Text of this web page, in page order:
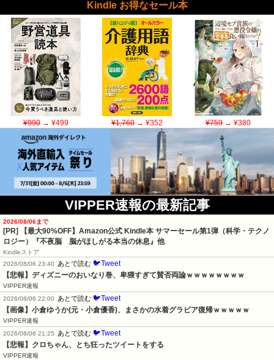
Kindle お得なセール本
¥990→ ¥499 ¥1,760→ ¥352 ¥759→ ¥380
VIPPER速報の最新記事
2026/08/06まで
[PR]
【最大90%OFF】Amazon公式 Kindle本 サマーセール第1弾（科学・テクノ
ロジー）『不夜脳 脳がほしがる本当の休息』他
Kindleストア
2026/08/06 23:40
あとで読む 🐦Tweet
【悲報】ディズニーのおいなり巻、卑猥すぎて賛否両論ｗｗｗｗｗｗｗｗ
VIPPER速報
2026/08/06 22:00
あとで読む 🐦Tweet
【画像】小倉ゆうか(元・小倉優香)、まさかの水着グラビア復帰ｗｗｗｗｗ
VIPPER速報
2026/08/06 21:25
あとで読む 🐦Tweet
【悲報】クロちゃん、とち狂ったツイートをする
VIPPER速報